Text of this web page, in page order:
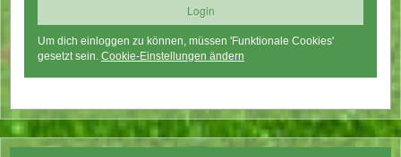
Um dich einloggen zu können, müssen 'Funktionale Cookies'
gesetzt sein. Cookie-Einstellungen ändern